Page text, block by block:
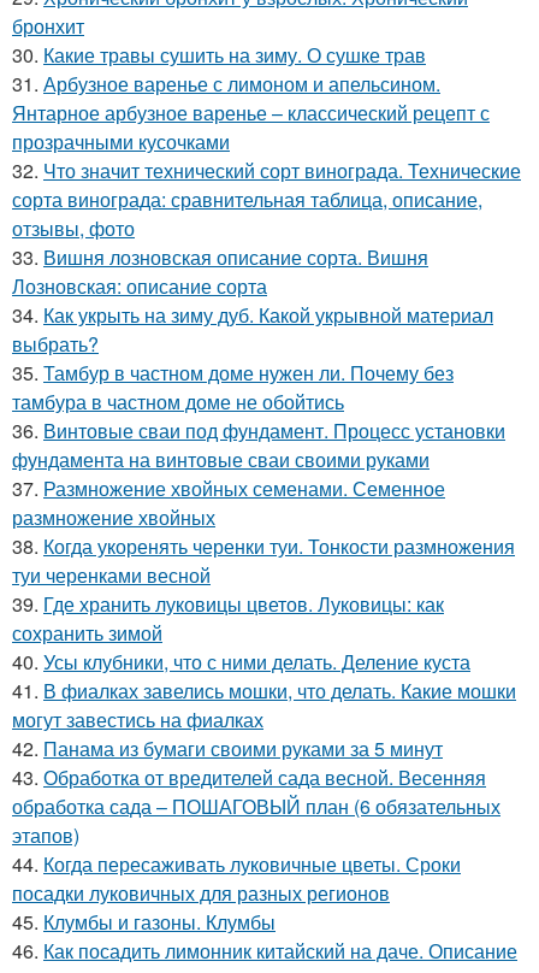
бронхит
30. Какие травы сушить на зиму. О сушке трав
31. Арбузное варенье с лимоном и апельсином.
Янтарное арбузное варенье – классический рецепт с
прозрачными кусочками
32. Что значит технический сорт винограда. Технические
сорта винограда: сравнительная таблица, описание,
отзывы, фото
33. Вишня лозновская описание сорта. Вишня
Лозновская: описание сорта
34. Как укрыть на зиму дуб. Какой укрывной материал
выбрать?
35. Тамбур в частном доме нужен ли. Почему без
тамбура в частном доме не обойтись
36. Винтовые сваи под фундамент. Процесс установки
фундамента на винтовые сваи своими руками
37. Размножение хвойных семенами. Семенное
размножение хвойных
38. Когда укоренять черенки туи. Тонкости размножения
туи черенками весной
39. Где хранить луковицы цветов. Луковицы: как
сохранить зимой
40. Усы клубники, что с ними делать. Деление куста
41. В фиалках завелись мошки, что делать. Какие мошки
могут завестись на фиалках
42. Панама из бумаги своими руками за 5 минут
43. Обработка от вредителей сада весной. Весенняя
обработка сада – ПОШАГОВЫЙ план (6 обязательных
этапов)
44. Когда пересаживать луковичные цветы. Сроки
посадки луковичных для разных регионов
45. Клумбы и газоны. Клумбы
46. Как посадить лимонник китайский на даче. Описание